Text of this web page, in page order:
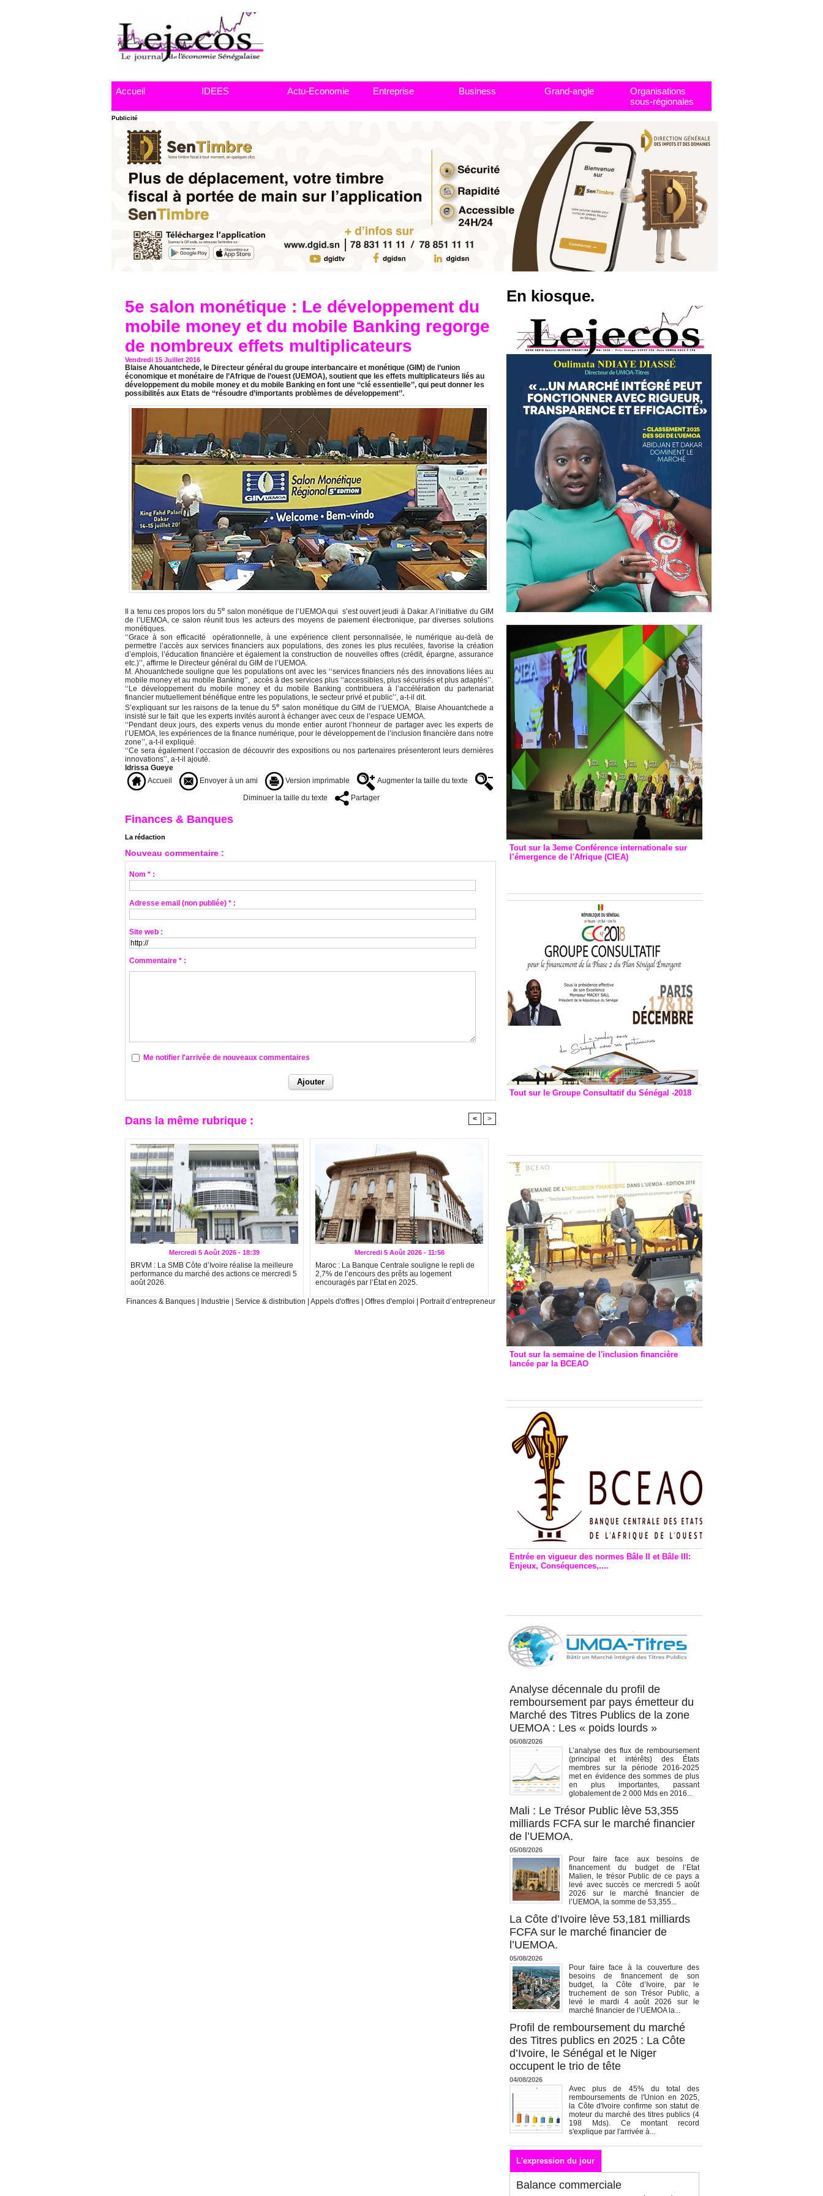
Accueil IDEES Actu-Economie Entreprise Business Grand-angle
Organisations
sous-régionales
Publicité
5e salon monétique : Le développement du
mobile money et du mobile Banking regorge
de nombreux effets multiplicateurs
Vendredi 15 Juillet 2016
Blaise Ahouantchede, le Directeur général du groupe interbancaire et monétique (GIM) de l’union
économique et monétaire de l’Afrique de l’ouest (UEMOA), soutient que les effets multiplicateurs liés au
développement du mobile money et du mobile Banking en font une ‘‘clé essentielle’’, qui peut donner les
possibilités aux Etats de ‘‘résoudre d’importants problèmes de développement’’.
Il a tenu ces propos lors du 5e salon monétique de l’UEMOA qui s’est ouvert jeudi à Dakar. A l’initiative du GIM
de l’UEMOA, ce salon réunit tous les acteurs des moyens de paiement électronique, par diverses solutions
monétiques.
‘‘Grace à son efficacité opérationnelle, à une expérience client personnalisée, le numérique au-delà de
permettre l’accès aux services financiers aux populations, des zones les plus reculées, favorise la création
d’emplois, l’éducation financière et également la construction de nouvelles offres (crédit, épargne, assurance
etc.)’’, affirme le Directeur général du GIM de l’UEMOA.
M. Ahouantchede souligne que les populations ont avec les ‘‘services financiers nés des innovations liées au
mobile money et au mobile Banking’’, accès à des services plus ‘‘accessibles, plus sécurisés et plus adaptés’’.
‘‘Le développement du mobile money et du mobile Banking contribuera à l’accélération du partenariat
financier mutuellement bénéfique entre les populations, le secteur privé et public’’, a-t-il dit.
S’expliquant sur les raisons de la tenue du 5e salon monétique du GIM de l’UEMOA, Blaise Ahouantchede a
insisté sur le fait que les experts invités auront à échanger avec ceux de l’espace UEMOA.
‘‘Pendant deux jours, des experts venus du monde entier auront l’honneur de partager avec les experts de
l’UEMOA, les expériences de la finance numérique, pour le développement de l’inclusion financière dans notre
zone’’, a-t-il expliqué.
‘‘Ce sera également l’occasion de découvrir des expositions ou nos partenaires présenteront leurs dernières
innovations’’, a-t-il ajouté.
Idrissa Gueye
Accueil
Envoyer à un ami Version imprimable
Augmenter la taille du texte
Diminuer la taille du texte
Partager
Finances & Banques
La rédaction
Nouveau commentaire :
Nom * :
Adresse email (non publiée) * :
Site web :
Commentaire * :
Me notifier l'arrivée de nouveaux commentaires
Dans la même rubrique : < >
Mercredi 5 Août 2026 - 18:39
BRVM : La SMB Côte d’Ivoire réalise la meilleure
performance du marché des actions ce mercredi 5
août 2026.
Mercredi 5 Août 2026 - 11:56
Maroc : La Banque Centrale souligne le repli de
2,7% de l’encours des prêts au logement
encouragés par l’État en 2025.
Finances & Banques Industrie Service & distribution Appels d'offres Offres d'emploi Portrait d’entrepreneur
En kiosque.
Tout sur la 3eme Conférence internationale sur
l’émergence de l'Afrique (CIEA)
Tout sur le Groupe Consultatif du Sénégal -2018
Tout sur la semaine de l'inclusion financière
lancée par la BCEAO
Entrée en vigueur des normes Bâle II et Bâle III:
Enjeux, Conséquences,....
Analyse décennale du profil de
remboursement par pays émetteur du
Marché des Titres Publics de la zone
UEMOA : Les « poids lourds »
06/08/2026
L’analyse des flux de remboursement
(principal et intérêts) des États
membres sur la période 2016-2025
met en évidence des sommes de plus
en plus importantes, passant
globalement de 2 000 Mds en 2016...
Mali : Le Trésor Public lève 53,355
milliards FCFA sur le marché financier
de l’UEMOA.
05/08/2026
Pour faire face aux besoins de
financement du budget de l’Etat
Malien, le trésor Public de ce pays a
levé avec succès ce mercredi 5 août
2026 sur le marché financier de
l’UEMOA, la somme de 53,355...
La Côte d’Ivoire lève 53,181 milliards
FCFA sur le marché financier de
l’UEMOA.
05/08/2026
Pour faire face à la couverture des
besoins de financement de son
budget, la Côte d’Ivoire, par le
truchement de son Trésor Public, a
levé le mardi 4 août 2026 sur le
marché financier de l’UEMOA la...
Profil de remboursement du marché
des Titres publics en 2025 : La Côte
d’Ivoire, le Sénégal et le Niger
occupent le trio de tête
04/08/2026
Avec plus de 45% du total des
remboursements de l'Union en 2025,
la Côte d'Ivoire confirme son statut de
moteur du marché des titres publics (4
198 Mds). Ce montant record
s'explique par l'arrivée à...
L'expression du jour
Balance commerciale